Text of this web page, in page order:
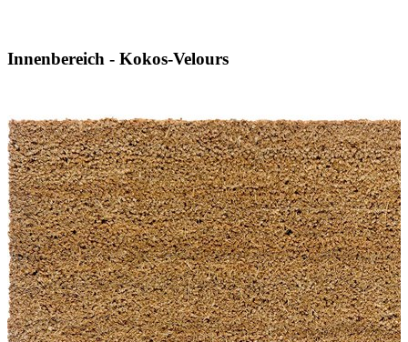
Innenbereich - Kokos-Velours